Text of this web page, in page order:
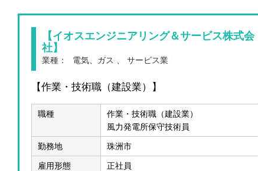
【イオスエンジニアリング＆サービス株式会
社】
業種： 電気、ガス 、 サービス業
【作業・技術職（建設業）】
職種
作業・技術職（建設業）
風力発電所保守技術員
勤務地 珠洲市
雇用形態 正社員